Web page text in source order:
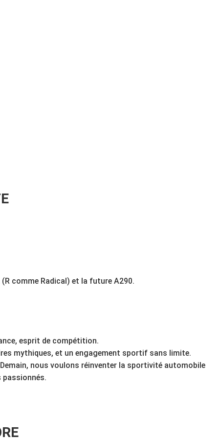
(R comme Radical) et la future A290.
esprit de compétition.
mythiques, et un engagement sportif sans limite.
nous voulons réinventer la sportivité automobile
passionnés.